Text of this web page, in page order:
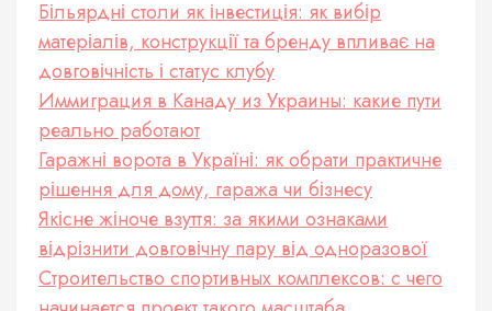
Більярдні столи як інвестиція: як вибір
матеріалів, конструкції та бренду впливає на
довговічність і статус клубу
Иммиграция в Канаду из Украины: какие пути
реально работают
Гаражні ворота в Україні: як обрати практичне
рішення для дому, гаража чи бізнесу
Якісне жіноче взуття: за якими ознаками
відрізнити довговічну пару від одноразової
Строительство спортивных комплексов: с чего